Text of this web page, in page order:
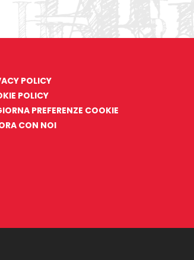
POLICY
POLICY
PREFERENZE COOKIE
CON NOI